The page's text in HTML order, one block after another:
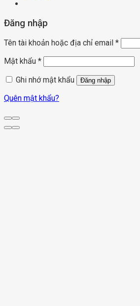
Đăng nhập
Tên tài khoản hoặc địa chỉ email *
Mật khẩu *
Ghi nhớ mật khẩu
Đăng nhập
Quên mật khẩu?